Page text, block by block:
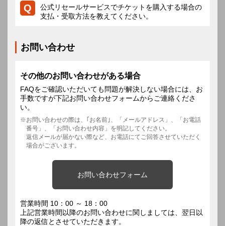
公式リセールサービスでチケットを購入する場合の
支払・受取方法を教えてください。
お問い合わせ
その他のお問い合わせがある場合
FAQをご確認いただいても問題が解決しない場合には、お
手数ですが下記お問い合わせフォームからご連絡くださ
い。
お問い合わせの際は、｢お名前｣、「メールアドレス」、「お電話
番号」、「お問い合わせ内容」を明記してください。
返信メールが届かない際など、お電話にてご回答させていただく
場合がございます。
お問い合わせフォーム
営業時間 10：00 ～ 18：00
上記営業時間以降のお問い合わせに関しましては、翌日以
降の返信とさせていただきます。